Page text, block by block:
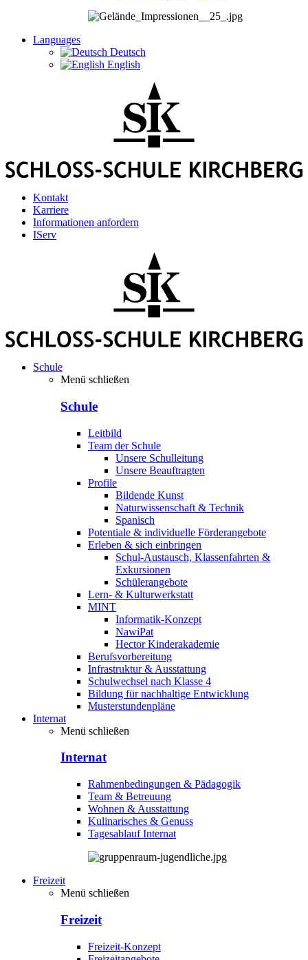
Languages
Deutsch
English
Kontakt
Karriere
Informationen anfordern
IServ
Schule
Menü schließen
Schule
Leitbild
Team der Schule
Unsere Schulleitung
Unsere Beauftragten
Profile
Bildende Kunst
Naturwissenschaft & Technik
Spanisch
Potentiale & individuelle Förderangebote
Erleben & sich einbringen
Schul-Austausch, Klassenfahrten &
Exkursionen
Schülerangebote
Lern- & Kulturwerkstatt
MINT
Informatik-Konzept
NawiPat
Hector Kinderakademie
Berufsvorbereitung
Infrastruktur & Ausstattung
Schulwechsel nach Klasse 4
Bildung für nachhaltige Entwicklung
Musterstundenpläne
Internat
Menü schließen
Internat
Rahmenbedingungen & Pädagogik
Team & Betreuung
Wohnen & Ausstattung
Kulinarisches & Genuss
Tagesablauf Internat
Freizeit
Menü schließen
Freizeit
Freizeit-Konzept